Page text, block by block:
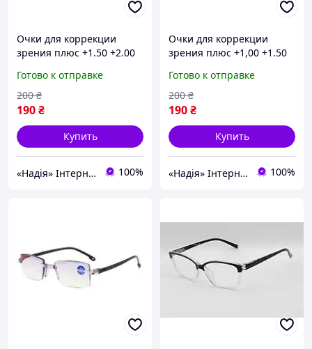
Очки для коррекции
зрения плюс +1.50 +2.00
Готово к отправке
190₴
200 ₴
Купить
«Надія» Інтернет-Магазин 100%
Очки для коррекции
зрения плюс +1,00 +1.50
Готово к отправке
190₴
200 ₴
Купить
«Надія» Інтернет-Магазин 100%